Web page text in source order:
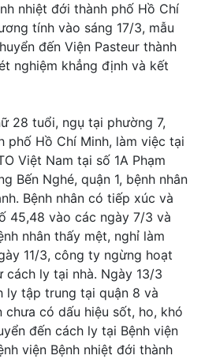
nhiệt đới thành phố Hồ Chí
tính vào sáng 17/3, mẫu
đến Viện Pasteur thành
nghiệm khẳng định và kết
28 tuổi, ngụ tại phường 7,
phố Hồ Chí Minh, làm việc tại
Việt Nam tại số 1A Phạm
Bến Nghé, quận 1, bệnh nhân
Bệnh nhân có tiếp xúc và
45,48 vào các ngày 7/3 và
nhân thấy mệt, nghỉ làm
11/3, công ty ngừng hoạt
cách ly tại nhà. Ngày 13/3
ly tập trung tại quận 8 và
chưa có dấu hiệu sốt, ho, khó
đến cách ly tại Bệnh viện
viện Bệnh nhiệt đới thành